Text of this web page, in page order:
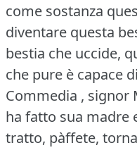
come sostanza
diventare questa
bestia che uccide,
che pure è capace
Commedia , signor
ha fatto sua madre
tratto, pàffete,